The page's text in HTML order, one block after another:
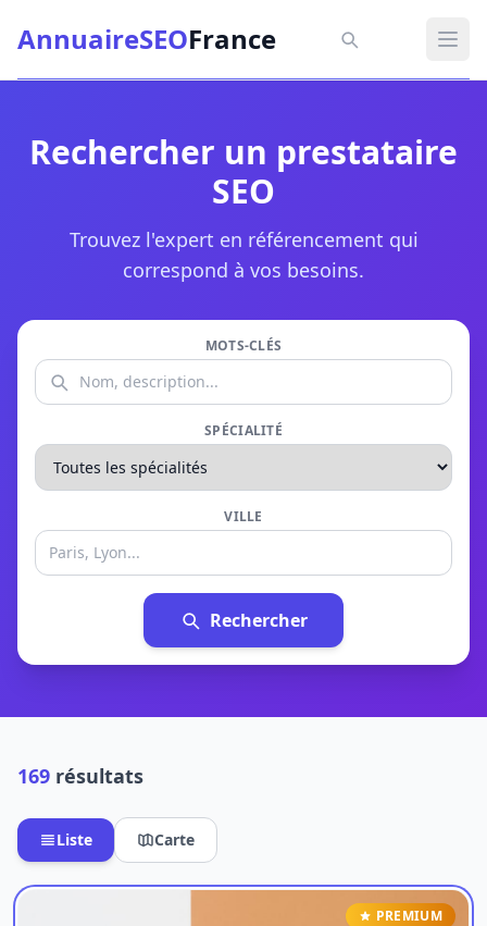
Annuaire SEO France
AnnuaireSEOFrance
Rechercher un prestataire
SEO
Trouvez l'expert en référencement qui
correspond à vos besoins.
MOTS-CLÉS
SPÉCIALITÉ
VILLE
Rechercher
169 résultats
Liste Carte
PREMIUM